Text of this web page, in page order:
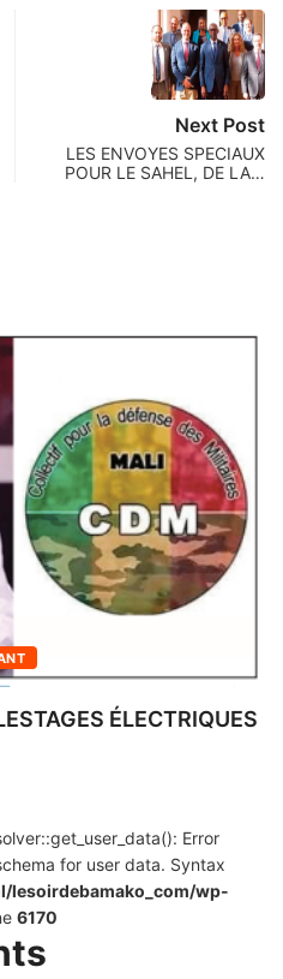
Next Post
LES ENVOYES SPECIAUX
POUR LE SAHEL, DE LA…
DU SOIR DE BAMAKO
SOCIAUX DE
Error
for user data. Syntax
lesoirdebamako_com/wp-
6170